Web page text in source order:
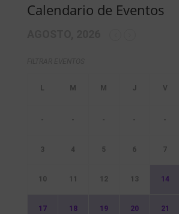
Calendario de Eventos
- - - - -
3 4 5 6 7
10 11 12 13 14
17 18 19 20 21